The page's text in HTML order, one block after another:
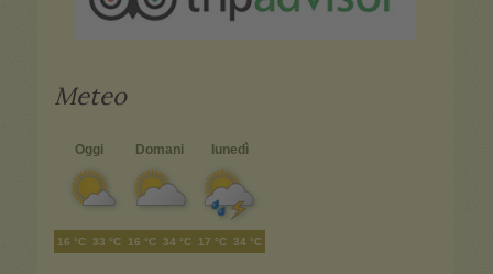
Meteo
Oggi Domani lunedì
16 °C 33 °C 16 °C 34 °C 17 °C 34 °C